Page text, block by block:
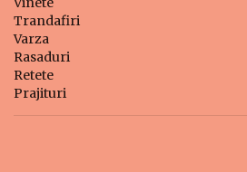
Trandafiri
Varza
Rasaduri
Retete
Prajituri